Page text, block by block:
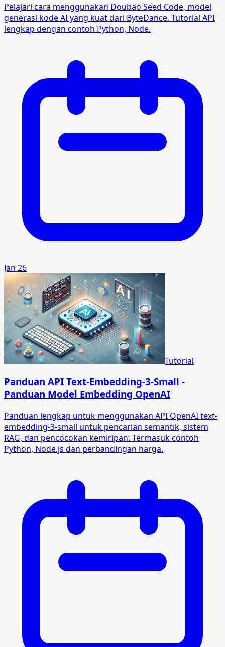
Pelajari cara menggunakan Doubao Seed Code, model
generasi kode AI yang kuat dari ByteDance. Tutorial API
lengkap dengan contoh Python, Node.
Jan 26
Tutorial
Panduan API Text-Embedding-3-Small -
Panduan Model Embedding OpenAI
Panduan lengkap untuk menggunakan API OpenAI text-
embedding-3-small untuk pencarian semantik, sistem
RAG, dan pencocokan kemiripan. Termasuk contoh
Python, Node.js dan perbandingan harga.